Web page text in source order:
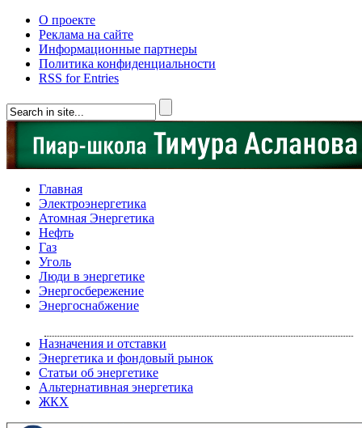
О проекте
Реклама на сайте
Информационные партнеры
Политика конфиденциальности
RSS for Entries
Главная
Электроэнергетика
Атомная Энергетика
Нефть
Газ
Уголь
Люди в энергетике
Энергосбережение
Энергоснабжение
Назначения и отставки
Энергетика и фондовый рынок
Статьи об энергетике
Альтернативная энергетика
ЖКХ